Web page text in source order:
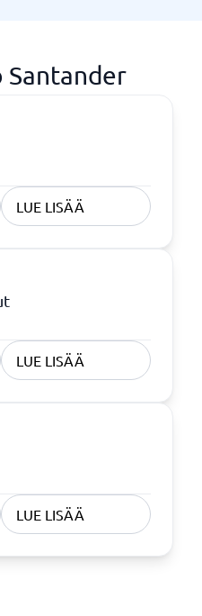
LUE LISÄÄ
LUE LISÄÄ
LUE LISÄÄ